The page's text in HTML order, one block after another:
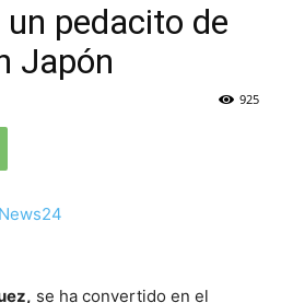
pedacito de
Japón
925
se ha convertido en el